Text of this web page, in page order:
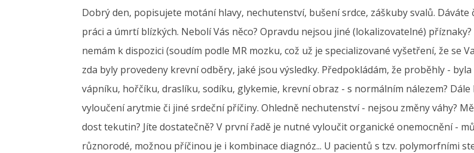
Dobrý den, popisujete motání hlavy, nechutenství, bušení srdce, záškuby svalů.
práci a úmrtí blízkých. Nebolí Vás něco? Opravdu nejsou jiné (lokalizovatelné)
nemám k dispozici (soudím podle MR mozku, což už je specializované vyšetření, že se
zda byly provedeny krevní odběry, jaké jsou výsledky. Předpokládám, že proběhly -
vápníku, hořčíku, draslíku, sodíku, glykemie, krevní obraz - s normálním nálezem?
vyloučení arytmie či jiné srdeční příčiny. Ohledně nechutenství - nejsou změny váhy?
dost tekutin? Jíte dostatečně? V první řadě je nutné vyloučit organické onemocnění -
různorodé, možnou příčinou je i kombinace diagnóz... U pacientů s tzv. polymorfními